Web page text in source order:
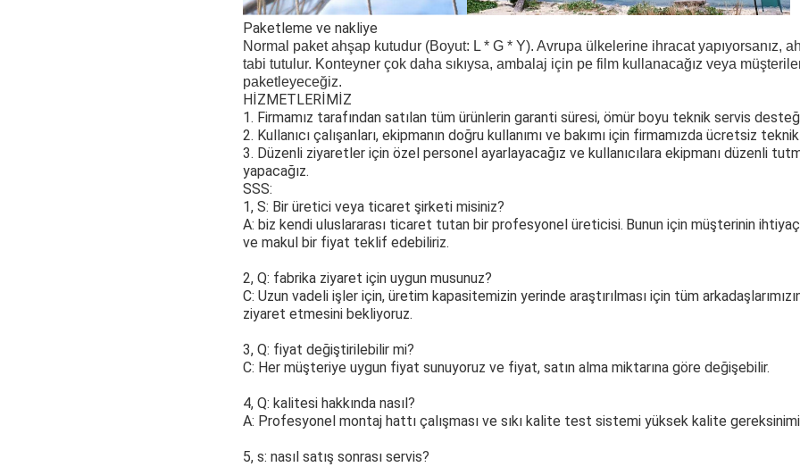
Paketleme ve nakliye
Normal paket ahşap kutudur (Boyut: L * G * Y). Avrupa ülkelerine ihracat yapıyorsanız,
tabi tutulur. Konteyner çok daha sıkıysa, ambalaj için pe film kullanacağız veya
paketleyeceğiz.
HİZMETLERİMİZ
1. Firmamız tarafından satılan tüm ürünlerin garanti süresi, ömür boyu teknik servis desteği
2. Kullanıcı çalışanları, ekipmanın doğru kullanımı ve bakımı için firmamızda ücretsiz
3. Düzenli ziyaretler için özel personel ayarlayacağız ve kullanıcılara ekipmanı düzenli
yapacağız.
SSS:
1, S: Bir üretici veya ticaret şirketi misiniz?
A: biz kendi uluslararası ticaret tutan bir profesyonel üreticisi. Bunun için müşterinin
ve makul bir fiyat teklif edebiliriz.
2, Q: fabrika ziyaret için uygun musunuz?
C: Uzun vadeli işler için, üretim kapasitemizin yerinde araştırılması için tüm
ziyaret etmesini bekliyoruz.
3, Q: fiyat değiştirilebilir mi?
C: Her müşteriye uygun fiyat sunuyoruz ve fiyat, satın alma miktarına göre değişebilir.
4, Q: kalitesi hakkında nasıl?
A: Profesyonel montaj hattı çalışması ve sıkı kalite test sistemi yüksek kalite
5, s: nasıl satış sonrası servis?